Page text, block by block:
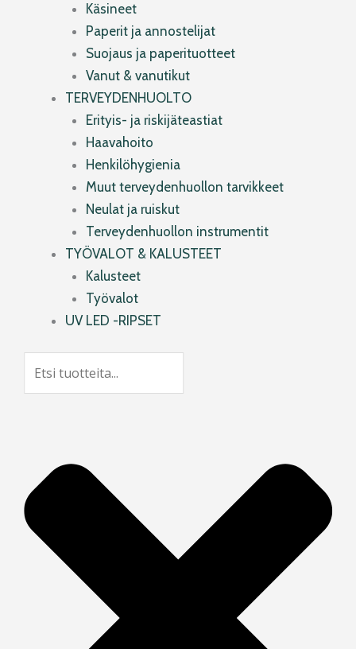
Käsineet
Paperit ja annostelijat
Suojaus ja paperituotteet
Vanut & vanutikut
TERVEYDENHUOLTO
Erityis- ja riskijäteastiat
Haavahoito
Henkilöhygienia
Muut terveydenhuollon tarvikkeet
Neulat ja ruiskut
Terveydenhuollon instrumentit
TYÖVALOT & KALUSTEET
Kalusteet
Työvalot
UV LED -RIPSET